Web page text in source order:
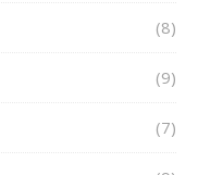
(8)
(9)
(7)